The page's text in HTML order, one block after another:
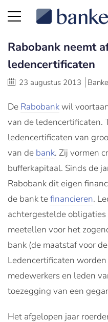
Rabobank neemt
ledencertificaten
23 augustus 2013
De Rabobankwil
van de ledencertificaten.
ledencertificaten van
van de bank. Zij vormen
bufferkapitaal. Sinds de
Rabobank dit eigen
de bank tefinancieren.
achtergestelde
meetellen voor het
bank (de maatstaf voor
Ledencertificaten
medewerkers en leden
toezegging van een
Het afgelopen jaar